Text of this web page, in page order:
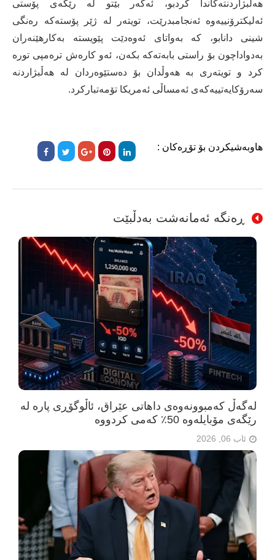
هەڵبژاردنتەکاندا کردبو، ئەگەر بێتو لە رێگەی پۆستی
ئەلیکترۆنییەوە ئەنجامبدرێت، تویتەر لە ژێر پۆستەکە رەنگی
شینی دانابو، کە بەواتای ئەوەدێت پێویستە بەکارهێنەران
بەدواداچون بۆ راستی بابەتەکە بکەن، ئەو کارەش ترەمپی تورە
کرد و تویتەری بە هەوڵدان بۆ دەستێوەردان لە هەڵبژاردنە
سەرۆکایەتییەکەی ئەمساڵی ئەمریکا تۆمەتبارکرد.
هاوبەشیکردن بۆ تۆڕەکان :
ڕەنگە ئەمانەشت بەدڵبێت
لەگەڵ کەمبوونەوەی داهاتی عێراق، ئاڵوگۆڕی پارە لە
رێگەی مۆبایلەوە 50٪ کەمی کردووە
ئاب 06, 2026